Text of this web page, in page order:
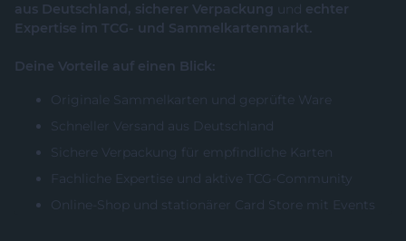
aus Deutschland, sicherer Verpackung und echter
Expertise im TCG- und Sammelkartenmarkt.
Deine Vorteile auf einen Blick:
Originale Sammelkarten und geprüfte Ware
Schneller Versand aus Deutschland
Sichere Verpackung für empfindliche Karten
Fachliche Expertise und aktive TCG-Community
Online-Shop und stationärer Card Store mit Events